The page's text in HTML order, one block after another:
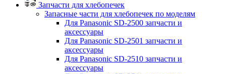
Запчасти для хлебопечек
Запасные части для хлебопечек по моделям
Для Panasonic SD-2500 запчасти и
аксессуары
Для Panasonic SD-2501 запчасти и
аксессуары
Для Panasonic SD-2510 запчасти и
аксессуары